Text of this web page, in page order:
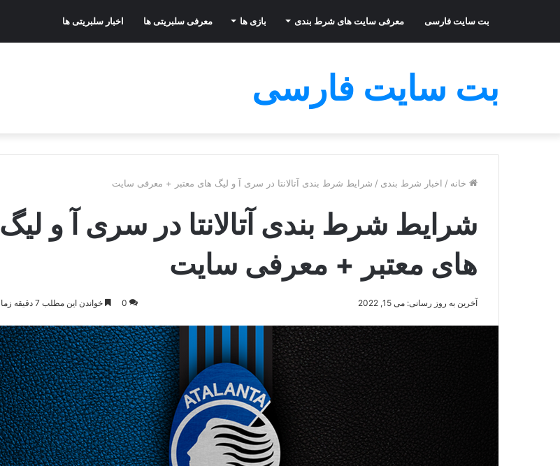
بت سایت فارسی معرفی سایت های شرط بندی بازی ها معرفی سلبریتی ها اخبار سلبریتی ها
بت سایت فارسی
خانه / اخبار شرط بندی / شرایط شرط بندی آتالانتا در سری آ و لیگ های معتبر + معرفی سایت
شرایط شرط بندی آتالانتا در سری آ و لیگ
های معتبر + معرفی سایت
آخرین به روز رسانی: می 15, 2022 0 خواندن این مطلب 7 دقیقه زمان میبرد